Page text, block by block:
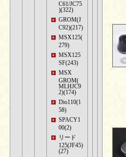
C61/JC75
)(322)
GROM(J
C92)(217)
MSX125(
279)
MSX125
SF(243)
MSX
GROM(
MLHJC9
2)(174)
Dio110(1
58)
SPACY1
00(2)
リード
125(JF45)
(27)